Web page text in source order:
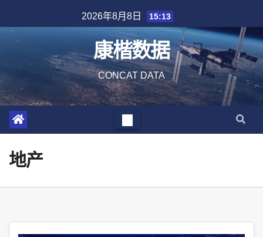
to
content
2026年8月8日 15:13
康楷数据
CONCAT DATA
地产